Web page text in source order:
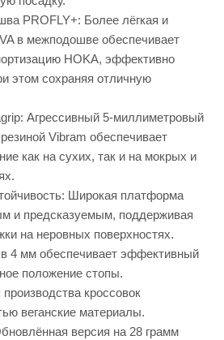
PROFLY+: Более лёгкая и
в межподошве обеспечивает
HOKA, эффективно
этом сохраняя отличную
Агрессивный 5-миллиметровый
Vibram обеспечивает
как на сухих, так и на мокрых и
Широкая платформа
и предсказуемым, поддерживая
на неровных поверхностях.
4 мм обеспечивает эффективный
положение стопы.
кроссовок
веганские материалы.
версия на 28 грамм